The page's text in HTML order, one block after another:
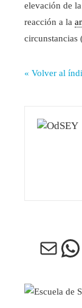
elevación de
reacción a la
circunstancias
« Volver al
Correo